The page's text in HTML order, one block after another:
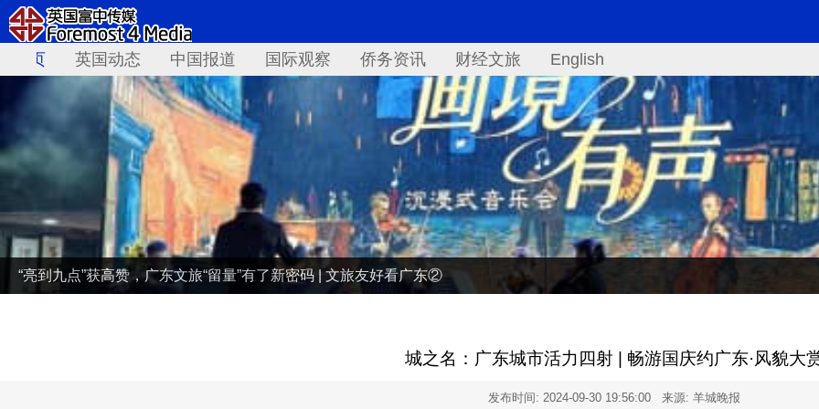
首页 英国动态 中国报道 国际观察 侨务资讯 财经文旅 English
“亮到九点”获高赞，广东文旅“留量”有了新密码 | 文旅友好看广东②
城之名：广东城市活力四射 | 畅游国庆约广东·风貌大
发布时间: 2024-09-30 19:56:00 来源: 羊城晚报